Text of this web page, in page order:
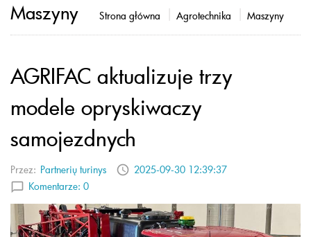
Maszyny Strona główna Agrotechnika Maszyny
AGRIFAC aktualizuje trzy
modele opryskiwaczy
samojezdnych
Przez: Partnerių turinys
2025-09-30 12:39:37
Komentarze: 0